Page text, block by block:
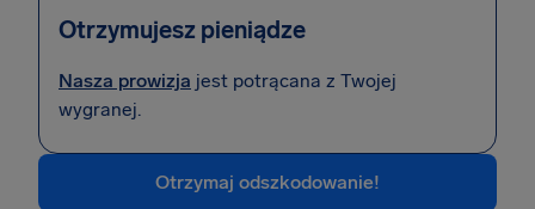
Otrzymujesz pieniądze
Nasza prowizja jest potrącana z Twojej
wygranej.
Otrzymaj odszkodowanie!